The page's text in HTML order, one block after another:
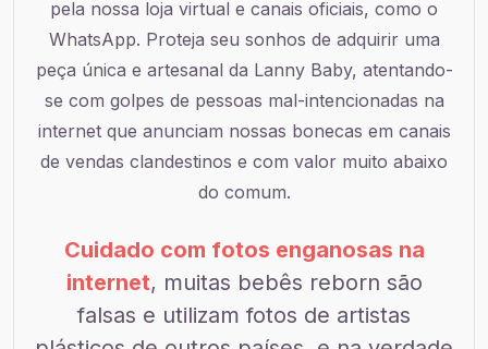
pela nossa loja virtual e canais oficiais, como o
WhatsApp. Proteja seu sonhos de adquirir uma
peça única e artesanal da Lanny Baby, atentando-
se com golpes de pessoas mal-intencionadas na
internet que anunciam nossas bonecas em canais
de vendas clandestinos e com valor muito abaixo
do comum.
Cuidado com fotos enganosas na
internet, muitas bebês reborn são
falsas e utilizam fotos de artistas